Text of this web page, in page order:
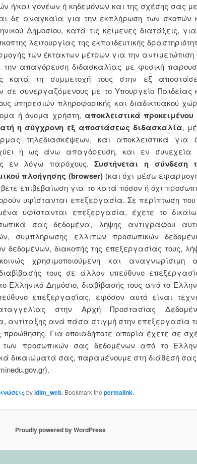
ή/και γονέων ή κηδεμόνων και της σχέσης σας
δε αναγκαία για την εκπλήρωση των σκοπών
Δημοσίου, κατά τις κείμενες διατάξεις,
λειτουργίας της εκπαιδευτικής
των έκτακτων μέτρων για την αντιμετώπιση
την απαγόρευση διδασκαλίας με φυσική
κατά τη συμμετοχή τους στην εξ
σε συνεργαζόμενους με το Υπουργείο Παιδείας
υπηρεσιών πληροφορικής και διαδικτυακού
ή όνομα χρήστη, αποκλειστικά
η σύγχρονη εξ αποστάσεως διδασκαλία,
τηλεδιασκέψεων, και αποκλειστικά για
η ως άνω απαγόρευση, και εν συνεχεία
εν λόγω παρόχους.Συστήνεται η σύνδεση
πλοήγησης (browser) (και όχι μέσω
επιβεβαίωση για το κατά πόσον ή όχι
υφίστανται επεξεργασία. Σε περίπτωση
υφίστανται επεξεργασία, έχετε το
σας δεδομένα, λήψης αντιγράφου
συμπλήρωσης ελλιπών προσωπικών
δεδομένων, διακοπής της επεξεργασίας τους,
χρησιμοποιούμενη και αναγνωρίσιμη
τους σε άλλον υπεύθυνο
Ελληνικό Δημόσιο, διαβίβασής τους από το
επεξεργασίας, εφόσον αυτό είναι
στην Αρχή Προστασίας
αντίταξης ανά πάσα στιγμή στην επεξεργασία
προώθησης. Για οποιαδήποτε απορία έχετε σε
προσωπικών σας δεδομένων από το
δικαιώματά σας, παραμένουμε στη διάθεσή
byidim_web. Bookmark the permalink.
Proudly powered by WordPress